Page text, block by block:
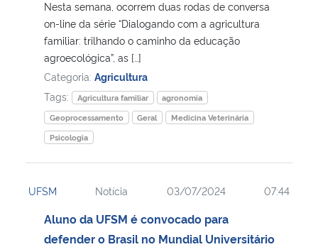
Nesta semana, ocorrem duas rodas de conversa
on-line da série “Dialogando com a agricultura
familiar: trilhando o caminho da educação
agroecológica”, as […]
Categoria: Agricultura
Tags:
Agricultura familiar
agronomia
Geoprocessamento
Geral
Medicina Veterinária
Psicologia
UFSM Notícia 03/07/2024 07:44
Aluno da UFSM é convocado para
defender o Brasil no Mundial Universitário